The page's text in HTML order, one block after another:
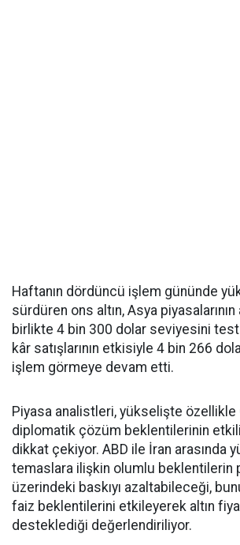
Haftanın dördüncü işlem gününde
sürdüren ons altın, Asya piyasalarının
birlikte 4 bin 300 dolar seviyesini
kâr satışlarının etkisiyle 4 bin 266
işlem görmeye devam etti.
Piyasa analistleri, yükselişte özellikle
diplomatik çözüm beklentilerinin
dikkat çekiyor. ABD ile İran arasında
temaslara ilişkin olumlu beklentilerin
üzerindeki baskıyı azaltabileceği,
faiz beklentilerini etkileyerek altın
desteklediği değerlendiriliyor.